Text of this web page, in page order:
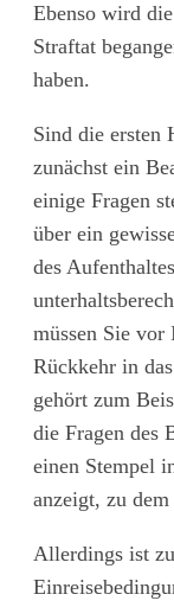
Ebenso wird
Straftat
haben.
Sind die ersten
zunächst ein
einige Fragen
über ein
des
müssen Sie vor
Rückkehr in
gehört zum
die Fragen des
einen Stempel
anzeigt, zu
Allerdings ist